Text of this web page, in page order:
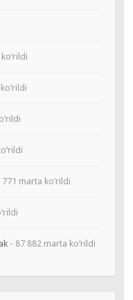
771 marta ko‘rildi
- 87 882 marta ko‘rildi